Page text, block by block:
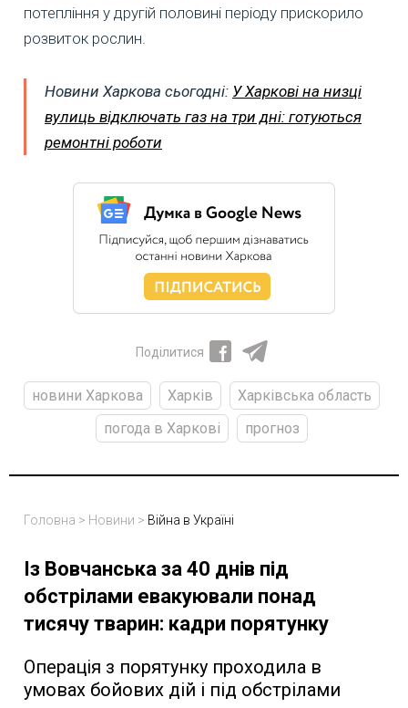
потепління у другій половині періоду прискорило
розвиток рослин.
Новини Харкова сьогодні: У Харкові на низці
вулиць відключать газ на три дні: готуються
ремонтні роботи
Поділитися
новини Харкова Харків
Харківська область
погода в Харкові
прогноз
Головна > Новини > Війна в Україні
Із Вовчанська за 40 днів під
обстрілами евакуювали понад
тисячу тварин: кадри порятунку
Операція з порятунку проходила в
умовах бойових дій і під обстрілами